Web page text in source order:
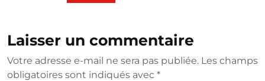
Laisser un commentaire
Votre adresse e-mail ne sera pas publiée. Les champs
obligatoires sont indiqués avec *